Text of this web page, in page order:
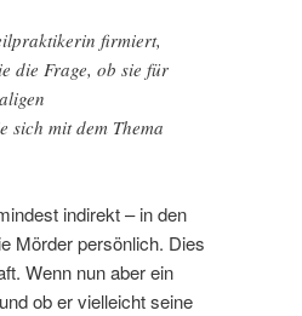
firmiert,
die Frage, ob sie für
sich mit dem Thema
indirekt – in den
Mörder persönlich. Dies
Wenn nun aber ein
ob er vielleicht seine